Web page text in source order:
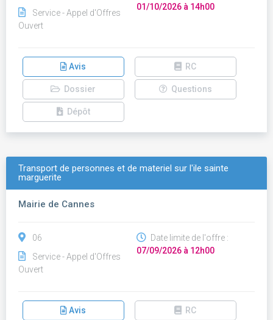
Service - Appel d'Offres
Ouvert
01/10/2026 à 14h00
Avis RC
Dossier Questions
Dépôt
Transport de personnes et de materiel sur l'ile sainte
marguerite
Mairie de Cannes
06
Service - Appel d'Offres
Ouvert
Date limite de l'offre :
07/09/2026 à 12h00
Avis RC